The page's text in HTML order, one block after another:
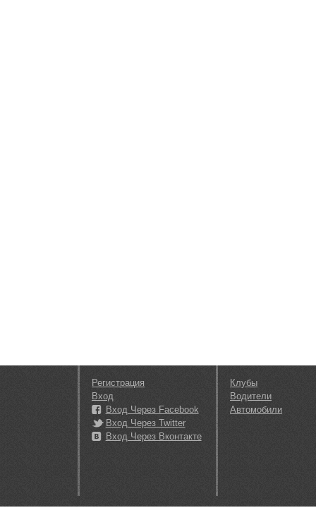
Регистрация
Вход
Вход Через Facebook
Вход Через Twitter
Вход Через Вконтакте
Клубы
Водители
Автомобили